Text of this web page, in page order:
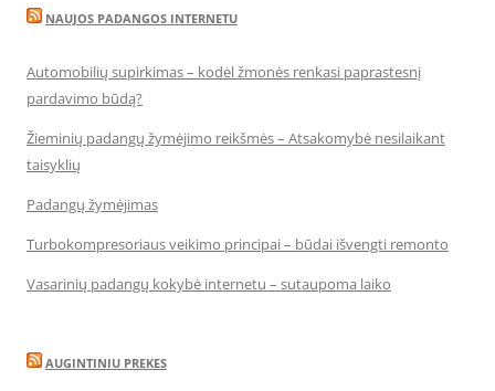
NAUJOS PADANGOS INTERNETU
Automobilių supirkimas – kodėl žmonės renkasi paprastesnį
pardavimo būdą?
Žieminių padangų žymėjimo reikšmės – Atsakomybė nesilaikant
taisyklių
Padangų žymėjimas
Turbokompresoriaus veikimo principai – būdai išvengti remonto
Vasarinių padangų kokybė internetu – sutaupoma laiko
AUGINTINIU PREKES